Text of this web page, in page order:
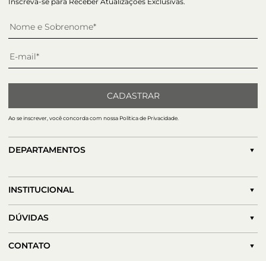
CADASTRAR
Ao se inscrever, você concorda com nossa Política de Privacidade.
DEPARTAMENTOS
INSTITUCIONAL
DÚVIDAS
CONTATO